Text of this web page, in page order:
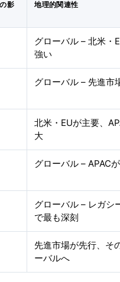
影
地理的関連性
グローバル – 北米・
強い
グローバル – 先進市
北米・EUが主要、
大
グローバル – APAC
グローバル – レガシ
で最も深刻
先進市場が先行、そ
ーバルへ